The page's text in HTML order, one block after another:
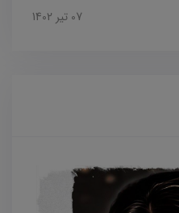
07 تير 1402